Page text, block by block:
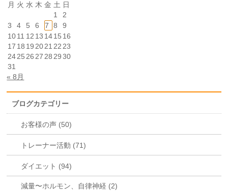
月 火 水 木 金 土 日
1
2
3
4 5 6 7 8
9
1011 12 13 1415 16
17 18 19 2021 22 23
2425 26 27 28 29 30
31
« 8月
ブログカテゴリー
お客様の声 (50)
トレーナー活動 (71)
ダイエット (94)
減量〜ホルモン、自律神経 (2)